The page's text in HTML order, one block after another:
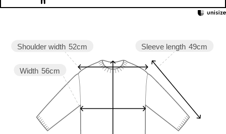
Sleeve length 49cm
Width 56cm
Shoulder width 52cm